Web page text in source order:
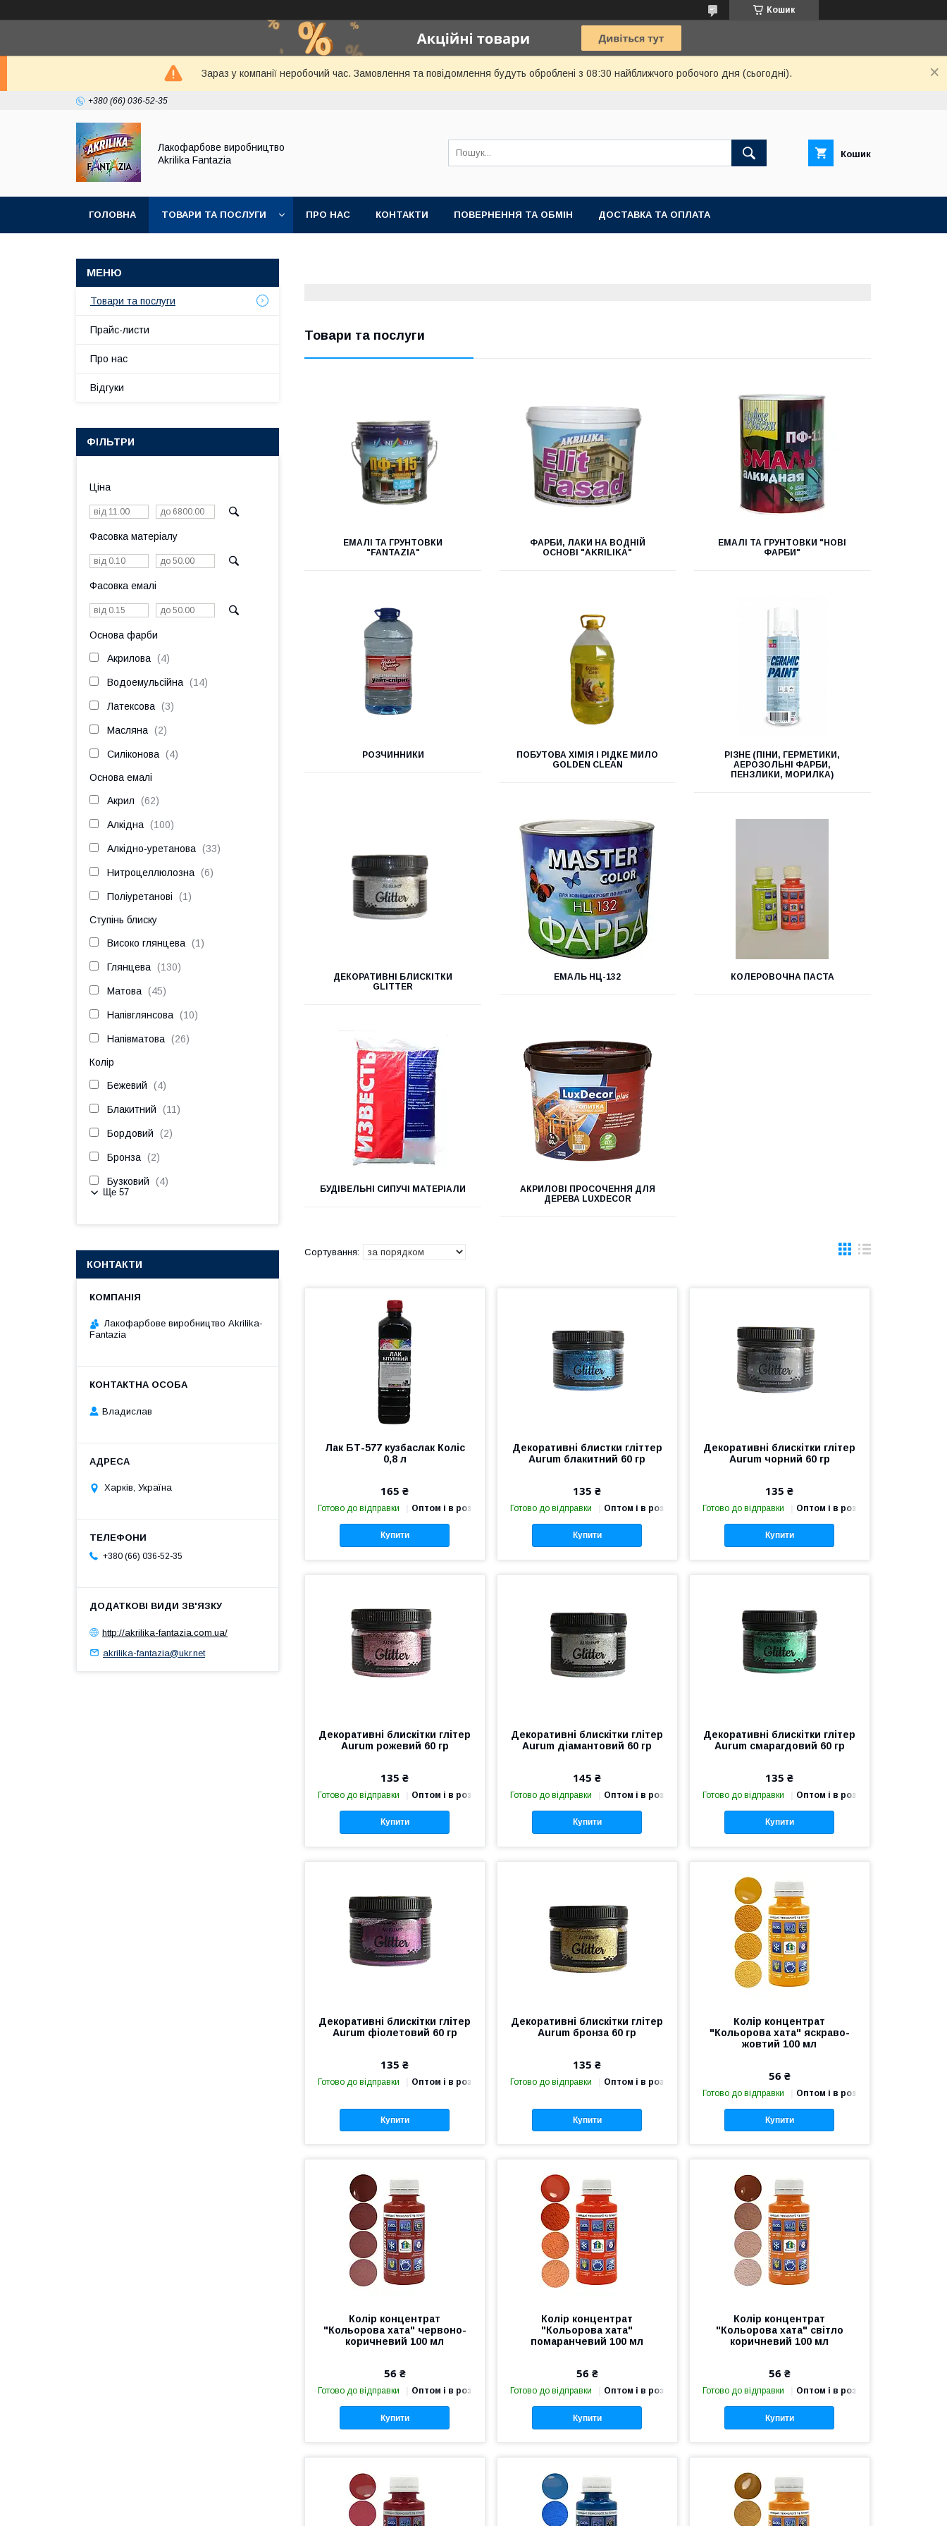
Кошик
Зараз у компанії неробочий час. Замовлення та повідомлення будуть оброблені з 08:30 найближчого робочого дня (сьогодні).
+380 (66) 036-52-35
Лакофарбове виробництво
Akrilika Fantazia
Кошик
ГОЛОВНА ТОВАРИ ТА ПОСЛУГИ ПРО НАС КОНТАКТИ ПОВЕРНЕННЯ ТА ОБМІН ДОСТАВКА ТА ОПЛАТА
Товари та послуги
ЕМАЛІ ТА ГРУНТОВКИ
"FANTAZIA"
ФАРБИ, ЛАКИ НА ВОДНІЙ
ОСНОВІ "AKRILIKA"
ЕМАЛІ ТА ГРУНТОВКИ "НОВІ
ФАРБИ"
РОЗЧИННИКИ
ПОБУТОВА ХІМІЯ І РІДКЕ МИЛО
GOLDEN CLEAN
РІЗНЕ (ПІНИ, ГЕРМЕТИКИ,
АЕРОЗОЛЬНІ ФАРБИ,
ПЕНЗЛИКИ, МОРИЛКА)
ДЕКОРАТИВНІ БЛИСКІТКИ
GLITTER
ЕМАЛЬ НЦ-132 КОЛЕРОВОЧНА ПАСТА
БУДІВЕЛЬНІ СИПУЧІ МАТЕРІАЛИ
АКРИЛОВІ ПРОСОЧЕННЯ ДЛЯ
ДЕРЕВА LUXDECOR
Лак БТ-577 кузбаслак Коліс
0,8 л
165 ₴
Готово до відправки Оптом і в роздріб
Купити
Декоративні блистки гліттер
Aurum блакитний 60 гр
135 ₴
Готово до відправки Оптом і в роздріб
Купити
Декоративні блискітки глітер
Aurum чорний 60 гр
135 ₴
Готово до відправки Оптом і в роздріб
Купити
Декоративні блискітки глітер
Aurum рожевий 60 гр
135 ₴
Готово до відправки Оптом і в роздріб
Купити
Декоративні блискітки глітер
Aurum діамантовий 60 гр
145 ₴
Готово до відправки Оптом і в роздріб
Купити
Декоративні блискітки глітер
Aurum смарагдовий 60 гр
135 ₴
Готово до відправки Оптом і в роздріб
Купити
Декоративні блискітки глітер
Aurum фіолетовий 60 гр
135 ₴
Готово до відправки Оптом і в роздріб
Купити
Декоративні блискітки глітер
Aurum бронза 60 гр
135 ₴
Готово до відправки Оптом і в роздріб
Купити
Колір концентрат
"Кольорова хата" яскраво-
жовтий 100 мл
56 ₴
Готово до відправки Оптом і в роздріб
Купити
Колір концентрат
"Кольорова хата" червоно-
коричневий 100 мл
56 ₴
Готово до відправки Оптом і в роздріб
Купити
Колір концентрат
"Кольорова хата"
помаранчевий 100 мл
56 ₴
Готово до відправки Оптом і в роздріб
Купити
Колір концентрат
"Кольорова хата" світло
коричневий 100 мл
56 ₴
Готово до відправки Оптом і в роздріб
Купити
Товари та послуги
Прайс-листи
Про нас
Відгуки
ФІЛЬТРИ
Ціна
Фасовка матеріалу
Фасовка емалі
Основа фарби
Акрилова 4
Водоемульсійна 14
Латексова 3
Масляна 2
Силіконова 4
Основа емалі
Акрил 62
Алкідна 100
Алкідно-уретанова 33
Нитроцеллюлозна 6
Поліуретанові 1
Ступінь блиску
Високо глянцева 1
Глянцева 130
Матова 45
Напівглянсова 10
Напівматова 26
Колір
Бежевий 4
Блакитний 11
Бордовий 2
Бронза 2
Бузковий 4
Ще 57
КОНТАКТИ
Лакофарбове виробництво Akrilika-
Fantazia
Владислав
Харків, Україна
+380 (66) 036-52-35
http://akrilika-fantazia.com.ua/
akrilika-fantazia@ukr.net